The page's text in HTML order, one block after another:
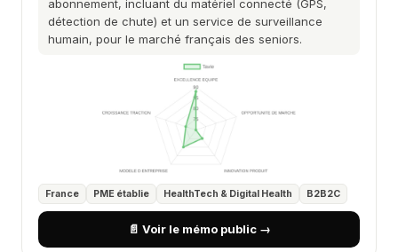
abonnement, incluant du matériel connecté (GPS,
détection de chute) et un service de surveillance
humain, pour le marché français des seniors.
France PME établie HealthTech & Digital Health B2B2C
📄 Voir le mémo public →